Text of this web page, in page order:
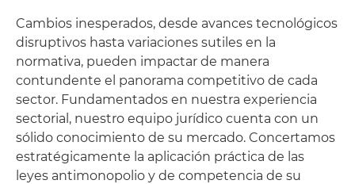
Cambios inesperados, desde avances tecnológicos
disruptivos hasta variaciones sutiles en la
normativa, pueden impactar de manera
contundente el panorama competitivo de cada
sector. Fundamentados en nuestra experiencia
sectorial, nuestro equipo jurídico cuenta con un
sólido conocimiento de su mercado. Concertamos
estratégicamente la aplicación práctica de las
leyes antimonopolio y de competencia de su